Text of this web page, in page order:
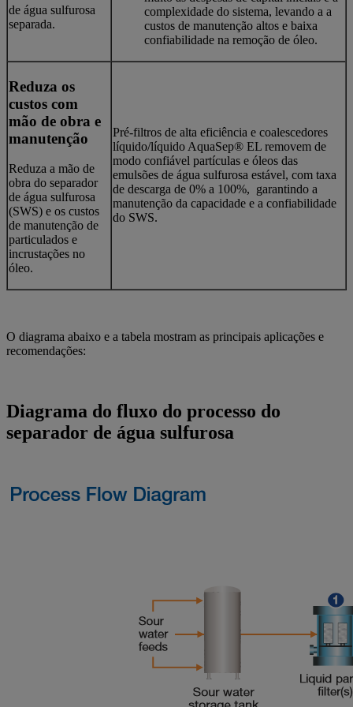
de água sulfurosa
separada.
complexidade do sistema, levando a a
custos de manutenção altos e baixa
confiabilidade na remoção de óleo.
Reduza os
custos com
mão de obra e
manutenção
Reduza a mão de
obra do separador
de água sulfurosa
(SWS) e os custos
de manutenção de
particulados e
incrustações no
óleo.
Pré-filtros de alta eficiência e coalescedores
líquido/líquido AquaSep® EL removem de
modo confiável partículas e óleos das
emulsões de água sulfurosa estável, com taxa
de descarga de 0% a 100%, garantindo a
manutenção da capacidade e a confiabilidade
do SWS.
O diagrama abaixo e a tabela mostram as principais aplicações e
recomendações:
Diagrama do fluxo do processo do
separador de água sulfurosa